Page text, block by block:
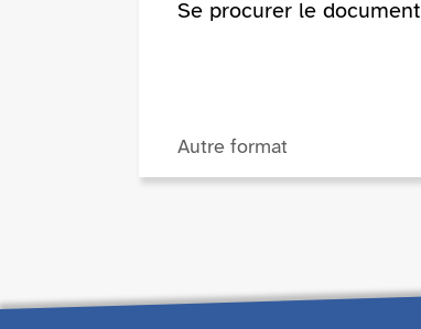
Se procurer le document
Autre format